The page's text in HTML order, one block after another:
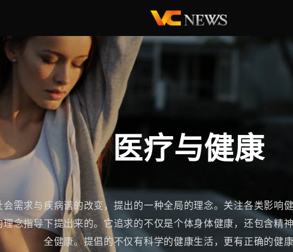
医疗与健康
需求与疾病谱的改变，提出的一种全局的理念。关注各类影响
念指导下提出来的。它追求的不仅是个体身体健康，还包含精
全健康。提倡的不仅有科学的健康生活，更有正确的健